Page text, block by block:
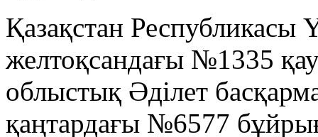
Қазақстан Республикасы
желтоқсандағы №1335
облыстық Әділет
қаңтардағы №6577